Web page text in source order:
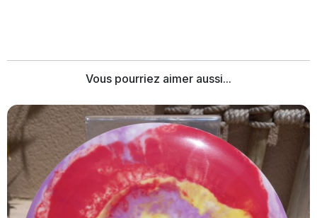
Vous pourriez aimer aussi...